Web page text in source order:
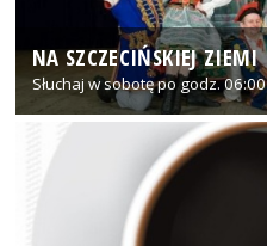
NA SZCZECIŃSKIEJ ZIEMI
Słuchaj w sobotę po godz. 06:00